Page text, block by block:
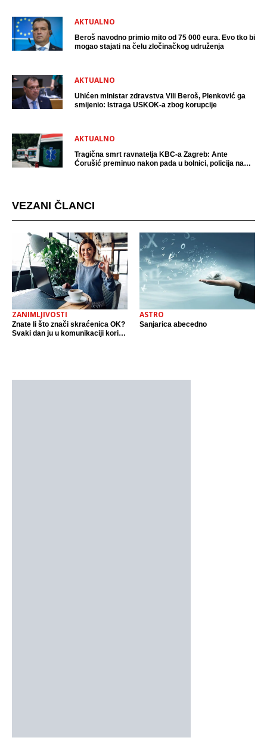
AKTUALNO
Beroš navodno primio mito od 75 000 eura. Evo tko bi
mogao stajati na čelu zločinačkog udruženja
AKTUALNO
Uhićen ministar zdravstva Vili Beroš, Plenković ga
smijenio: Istraga USKOK-a zbog korupcije
AKTUALNO
Tragična smrt ravnatelja KBC-a Zagreb: Ante
Ćorušić preminuo nakon pada u bolnici, policija na
VEZANI ČLANCI
ZANIMLJIVOSTI
Znate li što znači skraćenica OK?
Svaki dan ju u komunikaciji koristi
ASTRO
Sanjarica abecedno